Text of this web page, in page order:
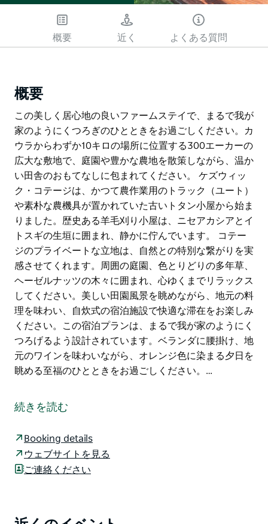
概要 近く よくある質問
概要
この美しく居心地の良いファームステイで、まるで我が
家のようにくつろぎのひとときをお過ごしください。カ
ウラからわずか10キロの場所に位置する300エーカーの
広大な敷地で、庭園や豊かな農地を散策しながら、温か
い田舎のおもてなしに包まれてください。 ケズウィッ
ク・コテージは、かつて農作業用のトラック（ユート）
や素朴な農機具が置かれていた古いトタン小屋から始ま
りました。歴史ある羊毛刈り小屋は、ニセアカシアとイ
トスギの生垣に囲まれ、静かに佇んでいます。 コテー
ジのプライベートな立地は、自然との特別な繋がりを実
感させてくれます。周囲の庭園、色とりどりの多年草、
ヘーゼルナッツの木々に囲まれ、心ゆくまでリラックス
してください。美しい田園風景を眺めながら、地元の料
理を味わい、自炊式の宿泊施設で快適な滞在をお楽しみ
ください。この宿泊プランは、まるで我が家のようにく
つろげるよう設計されています。ベランダに腰掛け、地
元のワインを味わいながら、オレンジ色に染まる夕日を
眺める至福のひとときをお過ごしください。…
家のようにくつろぎのひとときをお過ごしください。カ
ウラからわずか10キロの場所に位置する300エーカーの
い田舎のおもてなしに包まれてください。
ケズウィック・コテージは、かつて農作業用のトラック
続きを読む
Booking details
ウェブサイトを見る
ご連絡ください